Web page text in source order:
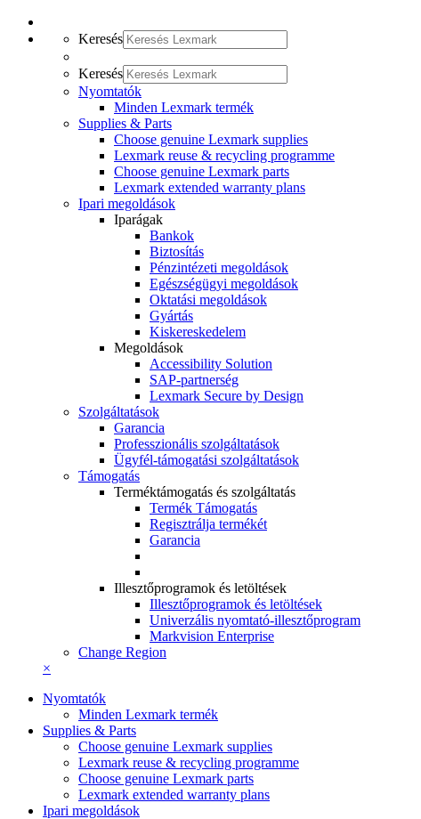
Keresés
Keresés
Nyomtatók
Minden Lexmark termék
Supplies & Parts
Choose genuine Lexmark supplies
Lexmark reuse & recycling programme
Choose genuine Lexmark parts
Lexmark extended warranty plans
Ipari megoldások
Iparágak
Bankok
Biztosítás
Pénzintézeti megoldások
Egészségügyi megoldások
Oktatási megoldások
Gyártás
Kiskereskedelem
Megoldások
Accessibility Solution
SAP-partnerség
Lexmark Secure by Design
Szolgáltatások
Garancia
Professzionális szolgáltatások
Ügyfél-támogatási szolgáltatások
Támogatás
Terméktámogatás és szolgáltatás
Termék Támogatás
Regisztrálja termékét
Garancia
Illesztőprogramok és letöltések
Illesztőprogramok és letöltések
Univerzális nyomtató-illesztőprogram
Markvision Enterprise
Change Region
×
Nyomtatók
Minden Lexmark termék
Supplies & Parts
Choose genuine Lexmark supplies
Lexmark reuse & recycling programme
Choose genuine Lexmark parts
Lexmark extended warranty plans
Ipari megoldások